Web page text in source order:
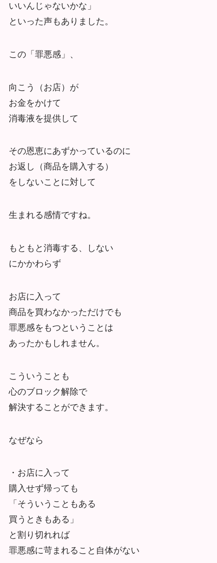
いいんじゃないかな」
といった声もありました。
この「罪悪感」、
向こう（お店）が
お金をかけて
消毒液を提供して
その恩恵にあずかっているのに
お返し（商品を購入する）
をしないことに対して
生まれる感情ですね。
もともと消毒する、しない
にかかわらず
お店に入って
商品を買わなかっただけでも
罪悪感をもつということは
あったかもしれません。
こういうことも
心のブロック解除で
解決することができます。
なぜなら
・お店に入って
購入せず帰っても
「そういうこともある
買うときもある」
と割り切れれば
罪悪感に苛まれること自体がない